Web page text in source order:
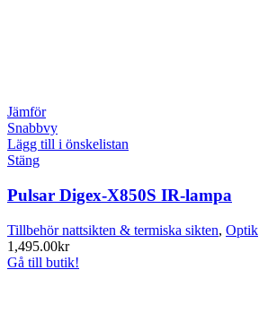
Jämför
Snabbvy
Lägg till i önskelistan
Stäng
Pulsar Digex-X850S IR-lampa
Tillbehör nattsikten & termiska sikten, Optik
1,495.00kr
Gå till butik!